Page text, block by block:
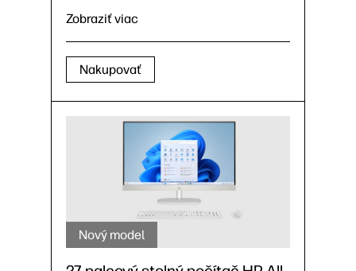
Zobraziť viac
Nakupovať
Nový model